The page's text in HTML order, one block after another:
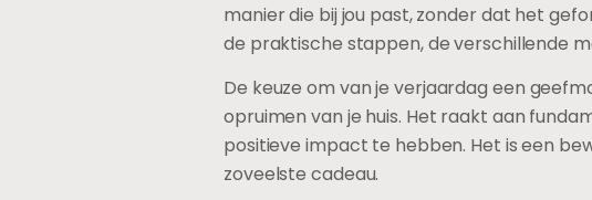
manier die bij jou past, zonder dat het
de praktische stappen, de verschillende
De keuze om van je verjaardag een
opruimen van je huis. Het raakt aan
positieve impact te hebben. Het is een
zoveelste cadeau.